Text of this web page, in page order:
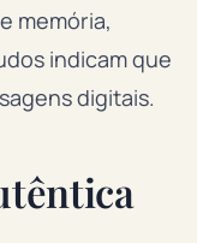
memória,
indicam que
digitais.